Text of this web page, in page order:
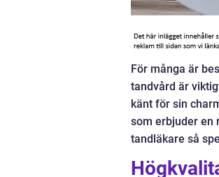
För många är
tandvård är
känt för sin
som erbjuder en
tandläkare så